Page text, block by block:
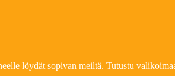
löydät sopivan meiltä. Tutustu